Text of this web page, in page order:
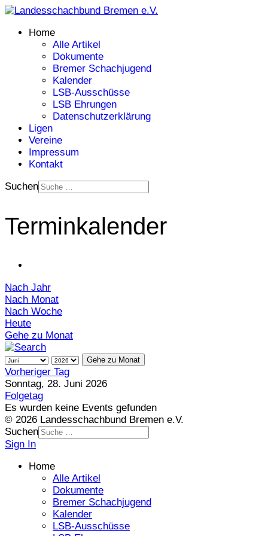
Home
Alle Artikel
Dokumente
Bremer Schachjugend
Kalender
LSB-Ausschüsse
LSB Ehrungen
Datenschutzerklärung
Ligen
Vereine
Impressum
Kontakt
Suchen
Terminkalender
Nach Jahr
Nach Monat
Nach Woche
Heute
Gehe zu Monat
Gehe zu Monat
Vorheriger Tag
Sonntag, 28. Juni 2026
Folgetag
Es wurden keine Events gefunden
© 2026 Landesschachbund Bremen e.V.
Suchen
Sign In
Home
Alle Artikel
Dokumente
Bremer Schachjugend
Kalender
LSB-Ausschüsse